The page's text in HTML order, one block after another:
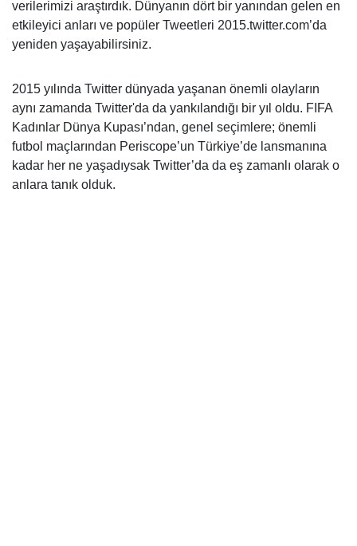
verilerimizi araştırdık. Dünyanın dört bir yanından gelen en
etkileyici anları ve popüler Tweetleri 2015.twitter.com’da
yeniden yaşayabilirsiniz.
2015 yılında Twitter dünyada yaşanan önemli olayların
aynı zamanda Twitter'da da yankılandığı bir yıl oldu. FIFA
Kadınlar Dünya Kupası’ndan, genel seçimlere; önemli
futbol maçlarından Periscope’un Türkiye’de lansmanına
kadar her ne yaşadıysak Twitter’da da eş zamanlı olarak o
anlara tanık olduk.